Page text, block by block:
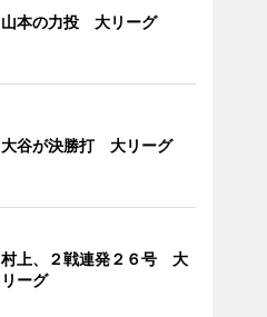
山本の力投 大リーグ
大谷が決勝打 大リーグ
村上、２戦連発２６号 大
リーグ